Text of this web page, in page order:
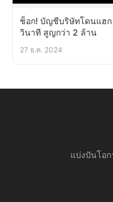
ช็อก! บัญชีบริษัทโดนแฮก
วินาที สูญกว่า 2 ล้าน
27 ธ.ค. 2024
แบ่งปันโอ